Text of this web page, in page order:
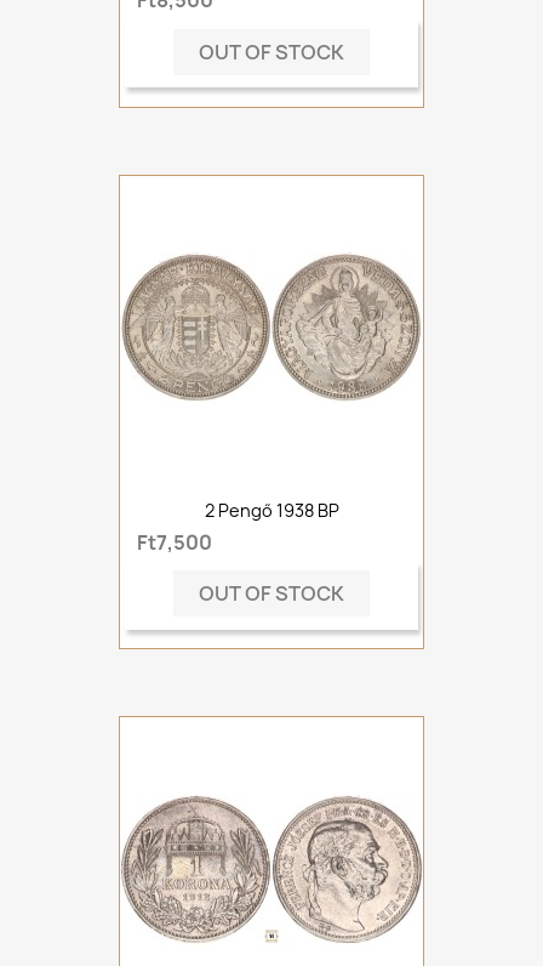
OUT OF STOCK
2 Pengő 1938 BP
Ft7,500
OUT OF STOCK